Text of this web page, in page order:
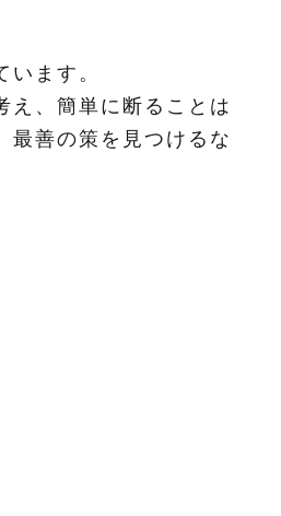
ます。
え、簡単に断ることは
最善の策を見つけるな